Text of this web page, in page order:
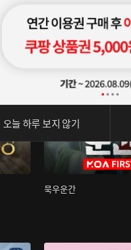
묵우운간
오늘 하루 보지 않기